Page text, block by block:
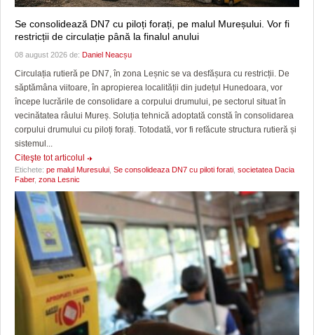
Se consolidează DN7 cu piloți forați, pe malul Mureșului. Vor fi
restricții de circulație până la finalul anului
08 august 2026 de: Daniel Neacșu
Circulația rutieră pe DN7, în zona Leșnic se va desfășura cu restricții. De
săptămâna viitoare, în apropierea localității din județul Hunedoara, vor
începe lucrările de consolidare a corpului drumului, pe sectorul situat în
vecinătatea râului Mureș. Soluția tehnică adoptată constă în consolidarea
corpului drumului cu piloți forați. Totodată, vor fi refăcute structura rutieră și
sistemul...
Citeşte tot articolul
Etichete: pe malul Muresului Se consolideaza DN7 cu piloti forati societatea Dacia
Faber, zona Lesnic